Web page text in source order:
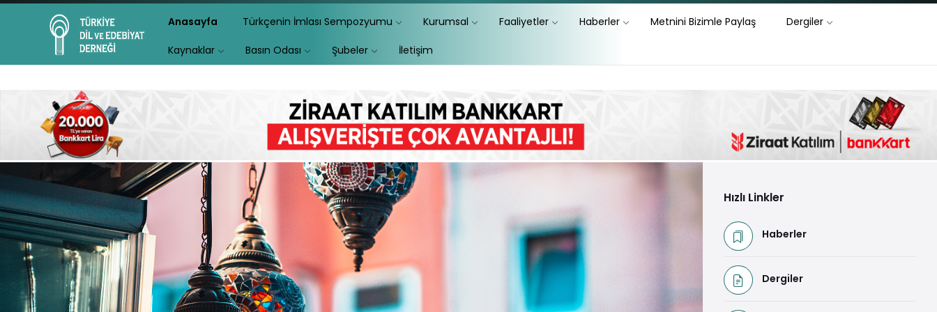
Anasayfa Türkçenin İmlası Sempozyumu Kurumsal Faaliyetler Haberler Metnini Bizimle Paylaş Dergiler
Kaynaklar Basın Odası Şubeler İletişim
Hızlı Linkler
Haberler
Dergiler